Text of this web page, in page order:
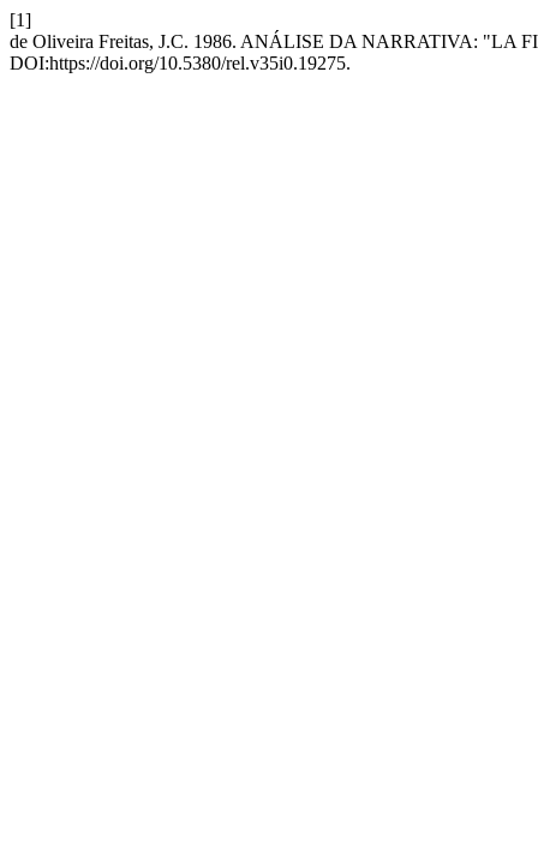
[1]
de Oliveira Freitas, J.C. 1986. ANÁLISE DA NARRATIVA: "LA
DOI:https://doi.org/10.5380/rel.v35i0.19275.